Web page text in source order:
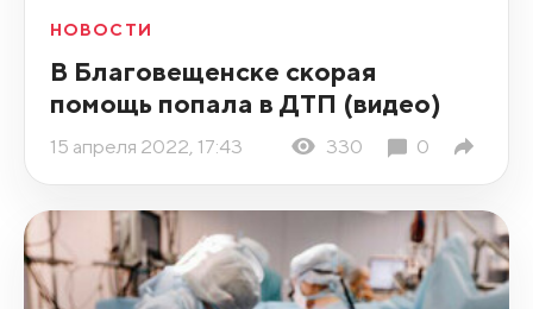
НОВОСТИ
В Благовещенске скорая
помощь попала в ДТП (видео)
15 апреля 2022, 17:43 330 0